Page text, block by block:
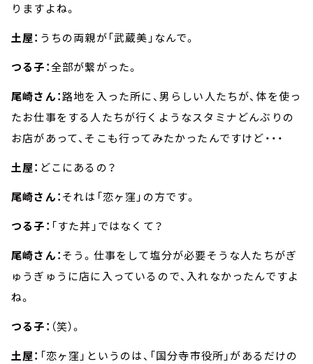
りますよね。
土屋： うちの両親が「武蔵美」なんで。
つる子：全部が繋がった。
尾崎さん：路地を入った所に、男らしい人たちが、体を使っ
たお仕事をする人たちが行くようなスタミナどんぶりの
お店があって、そこも行ってみたかったんですけど・・・
土屋： どこにあるの？
尾崎さん：それは「恋ヶ窪」の方です。
つる子： 「すた丼」ではなくて？
尾崎さん：そう。仕事をして塩分が必要そうな人たちがぎ
ゅうぎゅうに店に入っているので、入れなかったんですよ
ね。
つる子： （笑）。
土屋： 「恋ヶ窪」というのは、「国分寺市役所」があるだけの